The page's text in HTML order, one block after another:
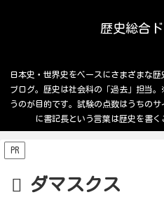
歴史総合
日本史・世界史をベースにさまざまな
ブログ。歴史は社会科の「過去」担当
うのが目的です。試験の点数はうちの
に書記長という言葉は歴史を書く
PR
ダマスクス